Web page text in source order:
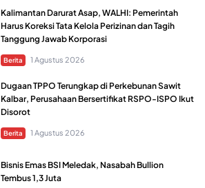
Kalimantan Darurat Asap, WALHI: Pemerintah
Harus Koreksi Tata Kelola Perizinan dan Tagih
Tanggung Jawab Korporasi
Berita 1 Agustus 2026
Dugaan TPPO Terungkap di Perkebunan Sawit
Kalbar, Perusahaan Bersertifikat RSPO-ISPO Ikut
Disorot
Berita 1 Agustus 2026
Bisnis Emas BSI Meledak, Nasabah Bullion
Tembus 1,3 Juta